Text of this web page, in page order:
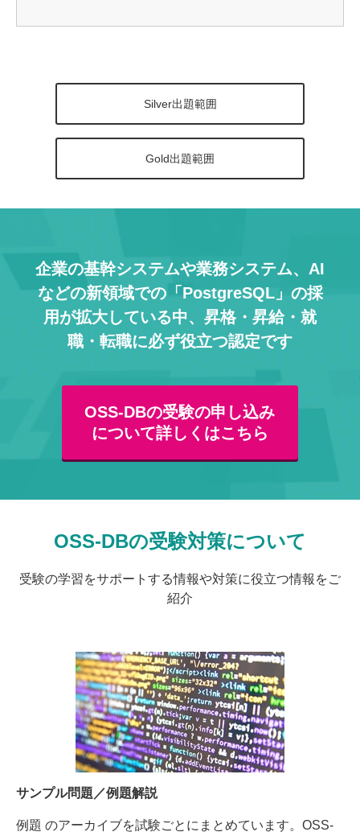
Silver出題範囲
Gold出題範囲
企業の基幹システムや業務システム、AI
などの新領域での「PostgreSQL」の採
用が拡大している中、 昇格・昇給・就
職・転職に必ず役立つ認定です
OSS-DBの受験の申し込み
について詳しくはこちら
OSS-DBの受験対策について
受験の学習をサポートする情報や対策に役立つ情報をご
紹介
サンプル問題／例題解説
例題 のアーカイブを試験ごとにまとめています。OSS-